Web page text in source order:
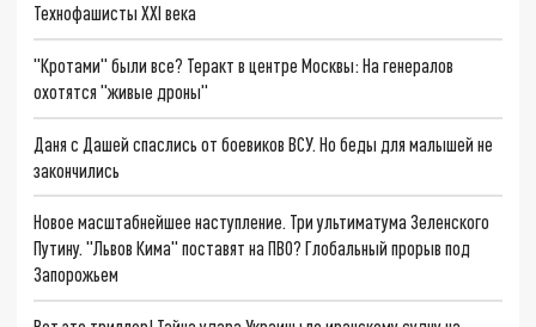
Технофашисты XXI века
"Кротами" были все? Теракт в центре Москвы: На генералов
охотятся "живые дроны"
Даня с Дашей спаслись от боевиков ВСУ. Но беды для малышей не
закончились
Новое масштабнейшее наступление. Три ультиматума Зеленского
Путину. "Львов Кима" поставят на ПВО? Глобальный прорыв под
Запорожьем